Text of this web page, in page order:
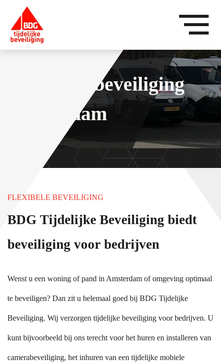
Tijdelijke beveiliging
Amsterdam
FLEXIBELE BEVEILIGING
BDG Tijdelijke Beveiliging biedt
beveiliging voor bedrijven
Wenst u een woning of pand in Amsterdam of omgeving optimaal
te beveiligen? Dan zit u helemaal goed bij BDG Tijdelijke
Beveiliging. Wij verzorgen tijdelijke beveiliging voor bedrijven. U
kunt bijvoorbeeld bij ons terecht voor het huren en installeren van
camerabeveiliging, het inhuren van een tijdelijke mobiele